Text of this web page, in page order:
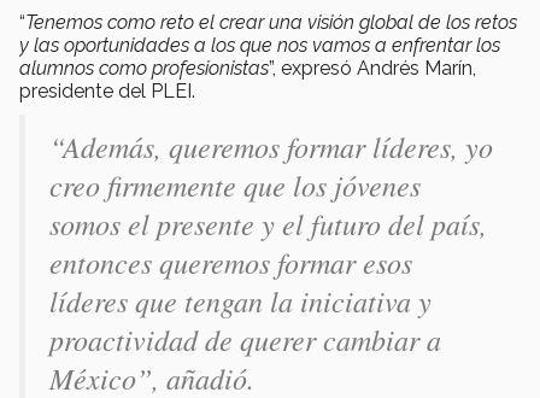
“Tenemos como reto el crear una visión global de los retos
y las oportunidades a los que nos vamos a enfrentar los
alumnos como profesionistas”, expresó Andrés Marín,
presidente del PLEI.
“Además, queremos formar líderes, yo
creo firmemente que los jóvenes
somos el presente y el futuro del país,
entonces queremos formar esos
líderes que tengan la iniciativa y
proactividad de querer cambiar a
México”, añadió.